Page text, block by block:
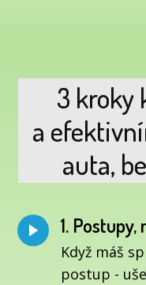
3 kroky
a
auta,
1.
Když máš
postup -